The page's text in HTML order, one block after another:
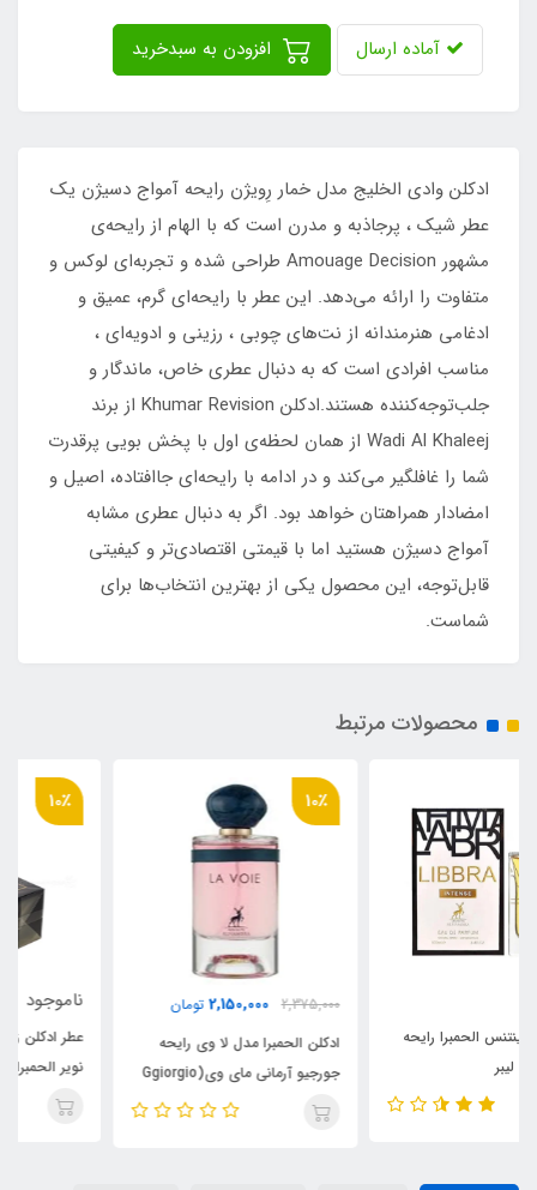
آماده ارسال
ادکلن وادی الخلیج مدل خمار رِویژن رایحه آمواج دسیژن یک
عطر شیک ، پرجاذبه و مدرن است که با الهام از رایحه‌ی
مشهور Amouage Decision طراحی شده و تجربه‌ای لوکس و
متفاوت را ارائه می‌دهد. این عطر با رایحه‌ای گرم، عمیق و
ادغامی هنرمندانه از نت‌های چوبی ، رزینی و ادویه‌ای ،
مناسب افرادی است که به دنبال عطری خاص، ماندگار و
جلب‌توجه‌کننده هستند.ادکلن Khumar Revision از برند
Wadi Al Khaleej از همان لحظه‌ی اول با پخش بویی پرقدرت
شما را غافلگیر می‌کند و در ادامه با رایحه‌ای جاافتاده، اصیل و
امضادار همراهتان خواهد بود. اگر به دنبال عطری مشابه
آمواج دسیژن هستید اما با قیمتی اقتصادی‌تر و کیفیتی
قابل‌توجه، این محصول یکی از بهترین انتخاب‌ها برای
شماست.
محصولات مرتبط
10٪
تومان
ادکلن الحمبرا مدل لا وی رایحه
جورجیو آرمانی مای وی(Ggiorgio
Armani my way)
10٪
ناموجود
عطر ادکلن زنانه ورساچه کریستال
نویر الحمبرا (Alhambra Versace
Crystal Noir)